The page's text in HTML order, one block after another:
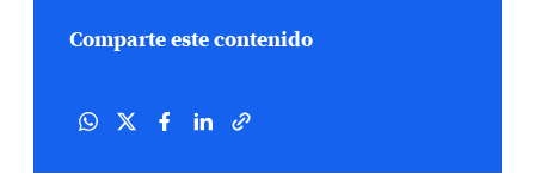
Comparte este contenido